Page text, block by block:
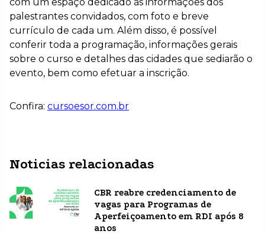
palestrantes convidados, com foto e breve
currículo de cada um. Além disso, é possível
conferir toda a programação, informações gerais
sobre o curso e detalhes das cidades que sediarão o
evento, bem como efetuar a inscrição.
Confira: cursoesor.com.br
Noticias relacionadas
CBR reabre credenciamento de
vagas para Programas de
Aperfeiçoamento em RDI após 8
anos